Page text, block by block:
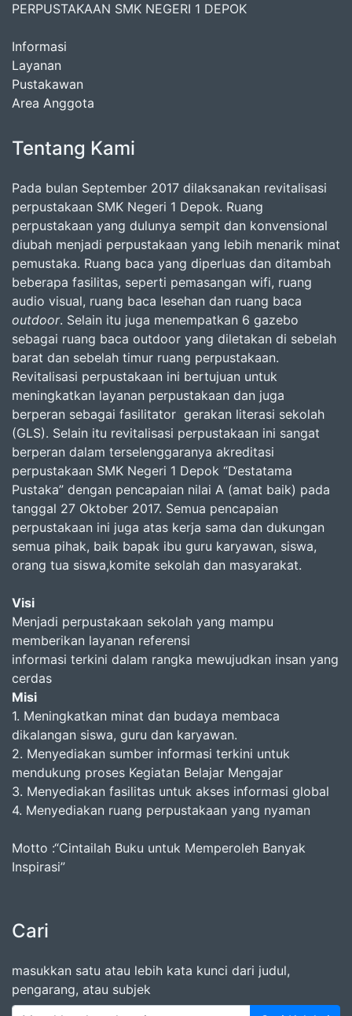
PERPUSTAKAAN SMK NEGERI 1 DEPOK
Informasi
Layanan
Pustakawan
Area Anggota
Tentang Kami
Pada bulan September 2017 dilaksanakan revitalisasi
perpustakaan SMK Negeri 1 Depok. Ruang
perpustakaan yang dulunya sempit dan konvensional
diubah menjadi perpustakaan yang lebih menarik minat
pemustaka. Ruang baca yang diperluas dan ditambah
beberapa fasilitas, seperti pemasangan wifi, ruang
audio visual, ruang baca lesehan dan ruang baca
outdoor. Selain itu juga menempatkan 6 gazebo
sebagai ruang baca outdoor yang diletakan di sebelah
barat dan sebelah timur ruang perpustakaan.
Revitalisasi perpustakaan ini bertujuan untuk
meningkatkan layanan perpustakaan dan juga
berperan sebagai fasilitator gerakan literasi sekolah
(GLS). Selain itu revitalisasi perpustakaan ini sangat
berperan dalam terselenggaranya akreditasi
perpustakaan SMK Negeri 1 Depok “Destatama
Pustaka” dengan pencapaian nilai A (amat baik) pada
tanggal 27 Oktober 2017. Semua pencapaian
perpustakaan ini juga atas kerja sama dan dukungan
semua pihak, baik bapak ibu guru karyawan, siswa,
orang tua siswa,komite sekolah dan masyarakat.
Visi
Menjadi perpustakaan sekolah yang mampu
memberikan layanan referensi
informasi terkini dalam rangka mewujudkan insan yang
cerdas
Misi
1. Meningkatkan minat dan budaya membaca
dikalangan siswa, guru dan karyawan.
2. Menyediakan sumber informasi terkini untuk
mendukung proses Kegiatan Belajar Mengajar
3. Menyediakan fasilitas untuk akses informasi global
4. Menyediakan ruang perpustakaan yang nyaman
Motto :“Cintailah Buku untuk Memperoleh Banyak
Inspirasi”
Cari
masukkan satu atau lebih kata kunci dari judul,
pengarang, atau subjek